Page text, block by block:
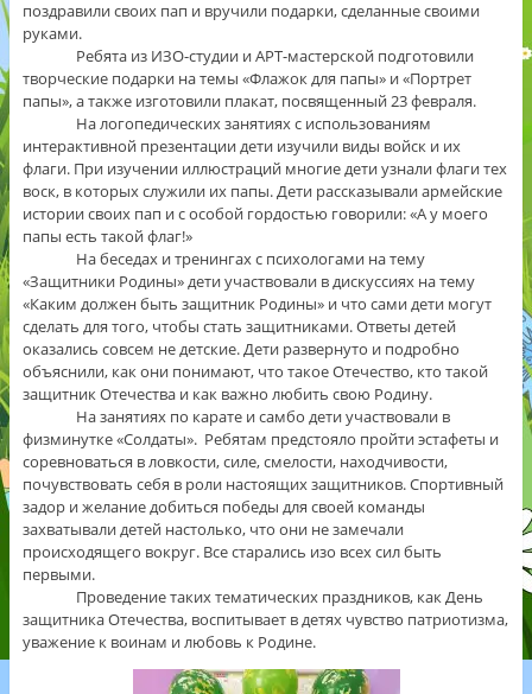
поздравили своих пап и вручили подарки, сделанные своими
руками.
Ребята из ИЗО-студии и АРТ-мастерской подготовили
творческие подарки на темы «Флажок для папы» и «Портрет
папы», а также изготовили плакат, посвященный 23 февраля.
На логопедических занятиях с использованиям
интерактивной презентации дети изучили виды войск и их
флаги. При изучении иллюстраций многие дети узнали флаги тех
воск, в которых служили их папы. Дети рассказывали армейские
истории своих пап и с особой гордостью говорили: «А у моего
папы есть такой флаг!»
На беседах и тренингах с психологами на тему
«Защитники Родины» дети участвовали в дискуссиях на тему
«Каким должен быть защитник Родины» и что сами дети могут
сделать для того, чтобы стать защитниками. Ответы детей
оказались совсем не детские. Дети развернуто и подробно
объяснили, как они понимают, что такое Отечество, кто такой
защитник Отечества и как важно любить свою Родину.
На занятиях по карате и самбо дети участвовали в
физминутке «Солдаты». Ребятам предстояло пройти эстафеты и
соревноваться в ловкости, силе, смелости, находчивости,
почувствовать себя в роли настоящих защитников. Спортивный
задор и желание добиться победы для своей команды
захватывали детей настолько, что они не замечали
происходящего вокруг. Все старались изо всех сил быть
первыми.
Проведение таких тематических праздников, как День
защитника Отечества, воспитывает в детях чувство патриотизма,
уважение к воинам и любовь к Родине.